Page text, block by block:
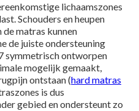
lichaamszones
Schouders en heupen
matras kunnen
de juiste ondersteuning
symmetrisch ontworpen
mogelijk gemaakt,
ontstaan (hard matras
is dus
gebied en ondersteunt zo